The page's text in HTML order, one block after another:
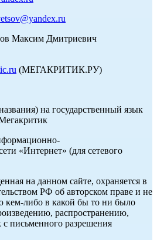
Максим Дмитриевич
(МЕГАКРИТИК.РУ)
на государственный язык
«Интернет» (для сетевого
на данном сайте, охраняется в
РФ об авторском праве и не
кем-либо в какой бы то ни было
распространению,
с письменного разрешения